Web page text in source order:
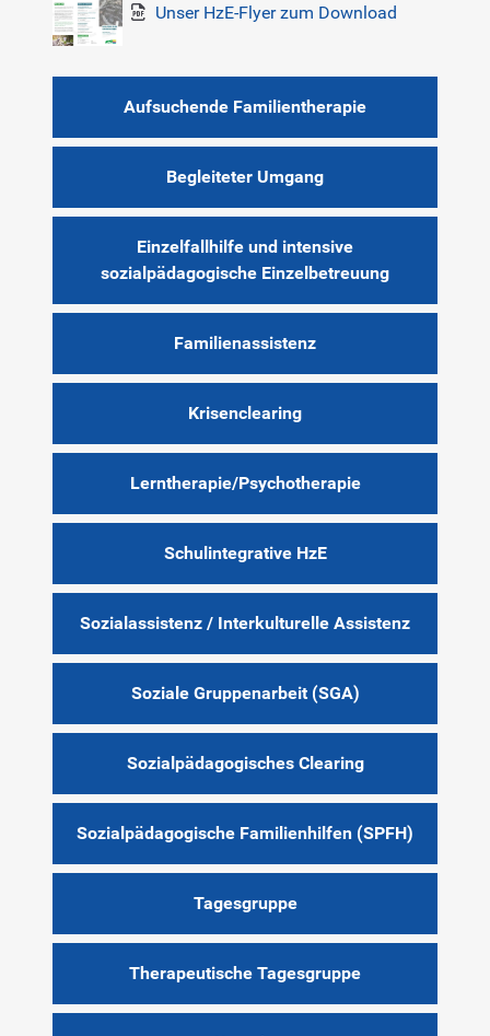
Karriere
Newsletter
Netzwerk
Kinderschutz
Aufsuchende Familientherapie
Begleiteter Umgang
Einzelfallhilfe und intensive
sozialpädagogische Einzelbetreuung
Familienassistenz
Krisenclearing
Lerntherapie/Psychotherapie
Schulintegrative HzE
Sozialassistenz / Interkulturelle Assistenz
Soziale Gruppenarbeit (SGA)
Sozialpädagogisches Clearing
Sozialpädagogische Familienhilfen (SPFH)
Tagesgruppe
Therapeutische Tagesgruppe
Unser HzE-Flyer zum Download